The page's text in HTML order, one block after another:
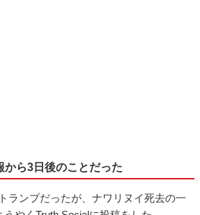
から3日後のことだった
ランプだったが、ナワリヌイ死去の一